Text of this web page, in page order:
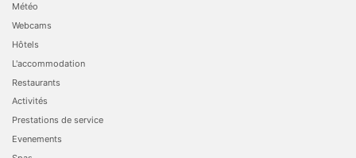
Météo
Webcams
Hôtels
L'accommodation
Restaurants
Activités
Prestations de service
Evеnements